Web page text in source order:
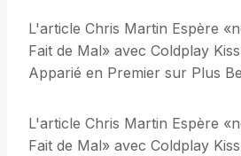
L'article Chris Martin Espère
Fait de Mal» avec Coldplay
Apparié en Premier sur Plus
L'article Chris Martin Espère
Fait de Mal» avec Coldplay